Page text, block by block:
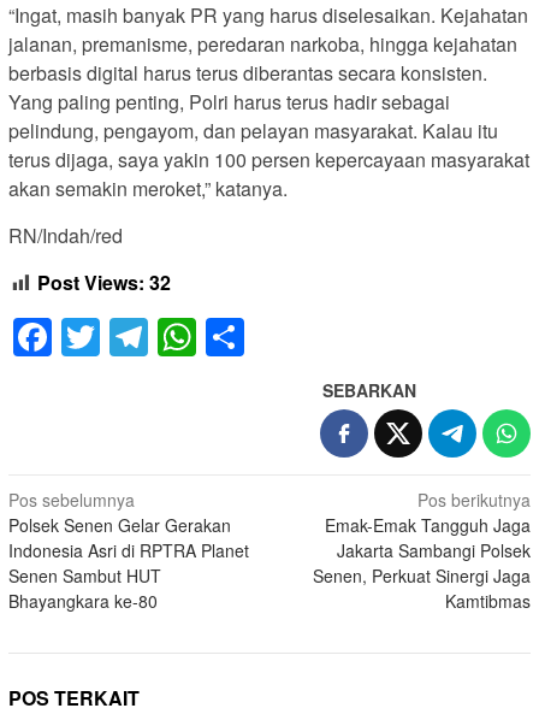
“Ingat, masih banyak PR yang harus diselesaikan. Kejahatan
jalanan, premanisme, peredaran narkoba, hingga kejahatan
berbasis digital harus terus diberantas secara konsisten.
Yang paling penting, Polri harus terus hadir sebagai
pelindung, pengayom, dan pelayan masyarakat. Kalau itu
terus dijaga, saya yakin 100 persen kepercayaan masyarakat
akan semakin meroket,” katanya.
RN/Indah/red
Post Views: 32
Facebook
TwitterTelegram
WhatsApp
SEBARKAN
Navigasi
pos
Pos sebelumnya
Polsek Senen Gelar Gerakan
Indonesia Asri di RPTRA Planet
Senen Sambut HUT
Bhayangkara ke-80
Pos berikutnya
Emak-Emak Tangguh Jaga
Jakarta Sambangi Polsek
Senen, Perkuat Sinergi Jaga
Kamtibmas
POS TERKAIT